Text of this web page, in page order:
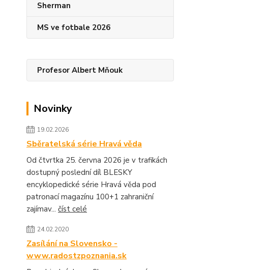
Sherman
MS ve fotbale 2026
Profesor Albert Mňouk
Novinky
19.02.2026
Sběratelská série Hravá věda
Od čtvrtka 25. června 2026 je v trafikách
dostupný poslední díl BLESKY
encyklopedické série Hravá věda pod
patronací magazínu 100+1 zahraniční
zajímav... číst celé
24.02.2020
Zasílání na Slovensko -
www.radostzpoznania.sk